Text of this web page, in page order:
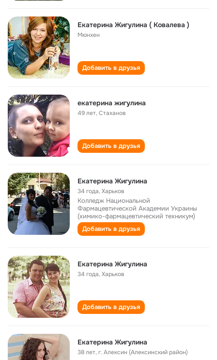
Екатерина Жигулина ( Ковалева )
Мюнхен
Добавить в друзья
екатерина жигулина
49 лет,Стаханов
Добавить в друзья
Екатерина Жигулина
34 года,Харьков
Колледж Национальной
Фармацевтической Академии Украины
(химико-фармацевтический техникум)
Добавить в друзья
Екатерина Жигулина
34 года,Харьков
Добавить в друзья
Екатерина Жигулина
38 лет,г. Алексин (Алексинский район)